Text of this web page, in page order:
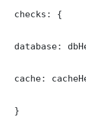
checks: {
database:
cache:
}